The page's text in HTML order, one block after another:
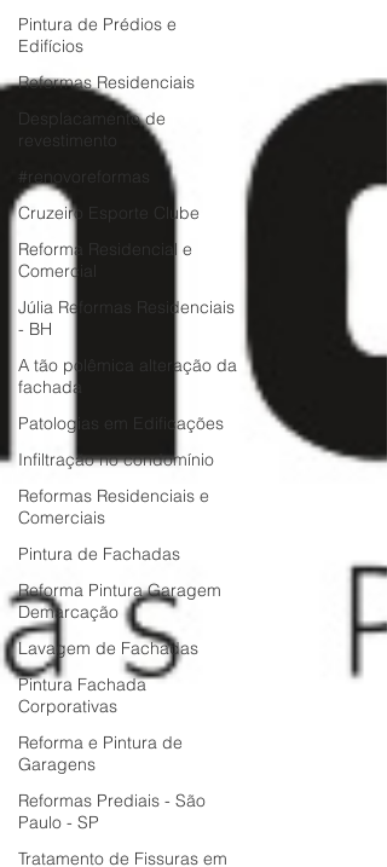
Pintura de Prédios e
Edifícios
Reformas Residenciais
Desplacamento de
revestimento
#renovoreformas
Cruzeiro Esporte Clube
Reforma Residencial e
Comercial
Júlia Reformas Residenciais
- BH
A tão polêmica alteração da
fachada
Patologias em Edificações
Infiltração no condomínio
Reformas Residenciais e
Comerciais
Pintura de Fachadas
Reforma Pintura Garagem
Demarcação
Lavagem de Fachadas
Pintura Fachada
Corporativas
Reforma e Pintura de
Garagens
Reformas Prediais - São
Paulo - SP
Tratamento de Fissuras em